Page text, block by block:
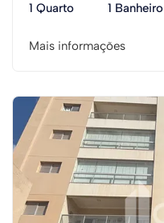
1 Quarto 1 Banheiro
Mais informações